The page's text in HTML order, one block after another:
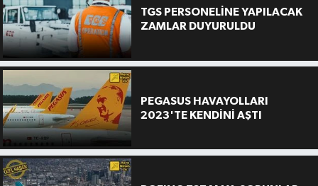
TGS PERSONELİNE YAPILACAK
ZAMLAR DUYURULDU
PEGASUS HAVAYOLLARI
2023'TE KENDİNİ AŞTI